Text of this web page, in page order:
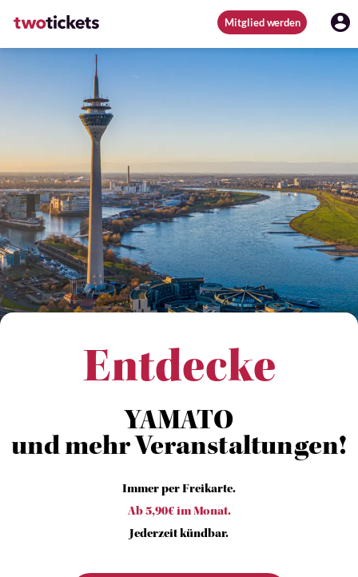
Mitglied werden
Entdecke
YAMATO
und mehr Veranstaltungen!
Immer per Freikarte.
Ab 5,90€ im Monat.
Jederzeit kündbar.